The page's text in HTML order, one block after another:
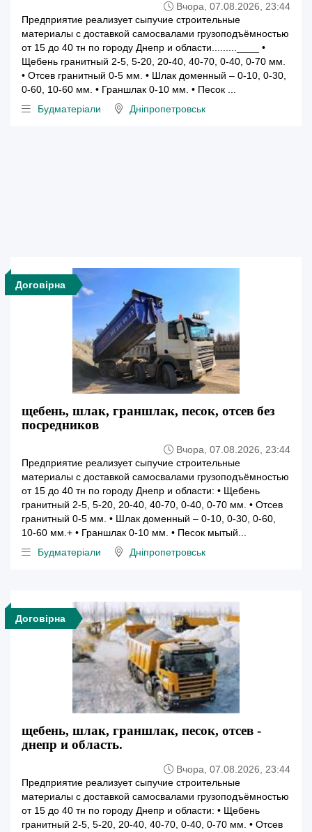
Вчора, 07.08.2026, 23:44
Предприятие реализует сыпучие строительные
материалы с доставкой самосвалами грузоподъёмностью
от 15 до 40 тн по городу Днепр и области.........____ •
Щебень гранитный 2-5, 5-20, 20-40, 40-70, 0-40, 0-70 мм.
• Отсев гранитный 0-5 мм. • Шлак доменный – 0-10, 0-30,
0-60, 10-60 мм. • Граншлак 0-10 мм. • Песок ...
Будматеріали
Дніпропетровськ
Договірна
щебень, шлак, граншлак, песок, отсев без
посредников
Вчора, 07.08.2026, 23:44
Предприятие реализует сыпучие строительные
материалы с доставкой самосвалами грузоподъёмностью
от 15 до 40 тн по городу Днепр и области: • Щебень
гранитный 2-5, 5-20, 20-40, 40-70, 0-40, 0-70 мм. • Отсев
гранитный 0-5 мм. • Шлак доменный – 0-10, 0-30, 0-60,
10-60 мм.+ • Граншлак 0-10 мм. • Песок мытый...
Будматеріали
Дніпропетровськ
Договірна
щебень, шлак, граншлак, песок, отсев -
днепр и область.
Вчора, 07.08.2026, 23:44
Предприятие реализует сыпучие строительные
материалы с доставкой самосвалами грузоподъёмностью
от 15 до 40 тн по городу Днепр и области: • Щебень
гранитный 2-5, 5-20, 20-40, 40-70, 0-40, 0-70 мм. • Отсев